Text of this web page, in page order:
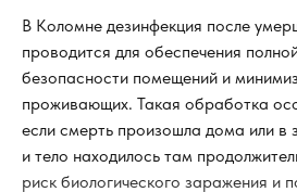
В Коломне дезинфекция после
проводится для обеспечения
безопасности помещений и
проживающих. Такая обработка
если смерть произошла дома или
и тело находилось там
риск биологического заражения и